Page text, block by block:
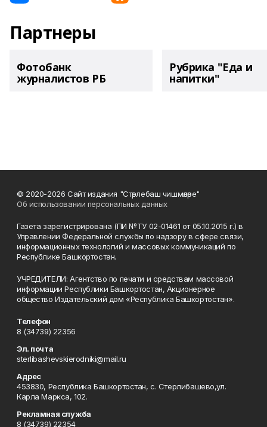
Партнеры
Фотобанк
журналистов РБ
Рубрика "Еда и
напитки"
© 2020-2026 Сайт издания "Стәрлебаш чишмәләре"
Об использовании персональных данных
Газета зарегистрирована (ПИ №ТУ 02-01461 от 05.10.2015 г.) в
Управлении Федеральной службы по надзору в сфере связи,
информационных технологий и массовых коммуникаций по
Республике Башкортостан.
УЧРЕДИТЕЛИ: Агентство по печати и средствам массовой
информации Республики Башкортостан, Акционерное
общество Издательский дом «Республика Башкортостан».
Телефон
8 (34739) 22356
Эл. почта
sterlibashevskierodniki@mail.ru
Адрес
453830, Республика Башкортостан, c. Стерлибашево,ул.
Карла Маркса, 102.
Рекламная служба
8 (34739) 22354